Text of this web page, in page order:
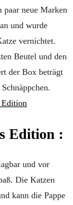
paar neue Marken
und wurde
vernichtet.
Beutel und den
der Box beträgt
Edition :
und vor
Die Katzen
kann die Pappe